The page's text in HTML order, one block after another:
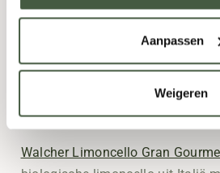
Aanpassen
Weigeren
producenten die werken met
eenvoudige recepten. Dat levert
een heldere smaak en een
Walcher Limoncello Gran
Biologico
Walcher Limoncello Gran